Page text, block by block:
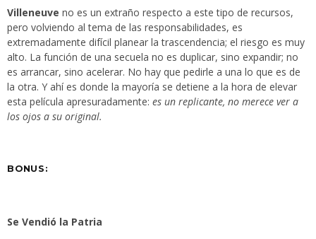
Villeneuve no es un extraño respecto a este tipo de recursos,
pero volviendo al tema de las responsabilidades, es
extremadamente difícil planear la trascendencia; el riesgo es muy
alto. La función de una secuela no es duplicar, sino expandir; no
es arrancar, sino acelerar. No hay que pedirle a una lo que es de
la otra. Y ahí es donde la mayoría se detiene a la hora de elevar
esta película apresuradamente: es un replicante, no merece ver a
los ojos a su original.
BONUS:
Se Vendió la Patria